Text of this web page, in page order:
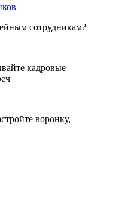
сотрудникам?
кадровые
воронку,